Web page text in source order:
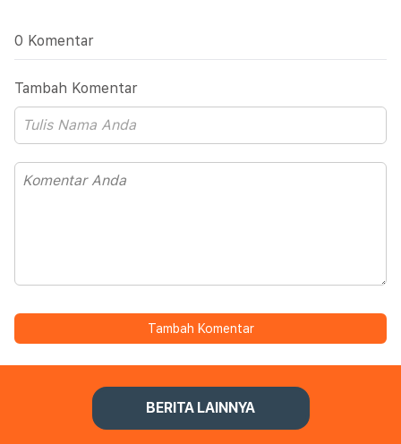
0 Komentar
Tambah Komentar
Tambah Komentar
BERITA LAINNYA